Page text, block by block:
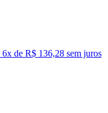
6x de R$ 136,28 sem juros